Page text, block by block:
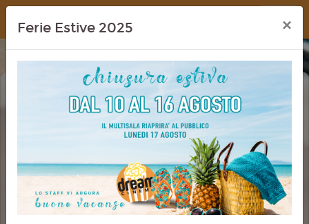
Dream Cinema
BUEN CAMINO
Ferie Estive 2025 ×